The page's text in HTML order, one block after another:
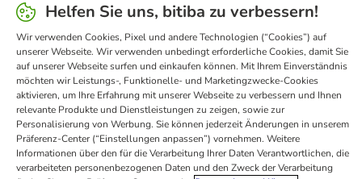
Datenschutz
Impressum
Digital Services Act
Versandinformationen
Zahlungsarten
Vertrag widerrufen
Entsorgungs-und Umweltbestimmungen
Erklärung zur Barrierefreiheit
bitiba GmbH 2026
Helfen Sie uns, bitiba zu verbessern!
Wir verwenden Cookies, Pixel und andere Technologien (“Cookies”) auf
unserer Webseite. Wir verwenden unbedingt erforderliche Cookies, damit Sie
auf unserer Webseite surfen und einkaufen können. Mit Ihrem Einverständnis
möchten wir Leistungs-, Funktionelle- und Marketingzwecke-Cookies
aktivieren, um Ihre Erfahrung mit unserer Webseite zu verbessern und Ihnen
relevante Produkte und Dienstleistungen zu zeigen, sowie zur
Personalisierung von Werbung. Sie können jederzeit Änderungen in unserem
Präferenz-Center (“Einstellungen anpassen”) vornehmen. Weitere
Informationen über den für die Verarbeitung Ihrer Daten Verantwortlichen, die
verarbeiteten personenbezogenen Daten und den Zweck der Verarbeitung